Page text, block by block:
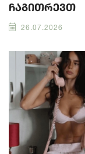
ჩაგითრევთ
26.07.2026